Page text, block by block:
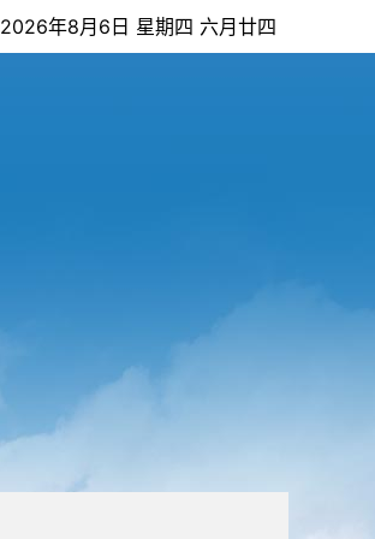
2026年8月6日 星期四 六月廿四